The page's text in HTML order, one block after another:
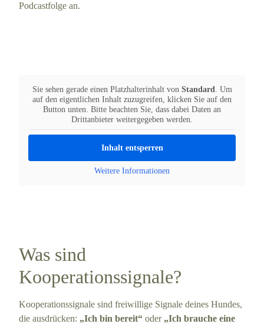
Podcastfolge an.
Sie sehen gerade einen Platzhalterinhalt von Standard
. Um
auf den eigentlichen Inhalt zuzugreifen, klicken Sie auf den
Button unten. Bitte beachten Sie, dass dabei Daten an
Drittanbieter weitergegeben werden.
Inhalt entsperren
Weitere Informationen
Was sind
Kooperationssignale?
Kooperationssignale sind freiwillige Signale deines Hundes,
die ausdrücken: „Ich bin bereit“ oder „Ich brauche eine